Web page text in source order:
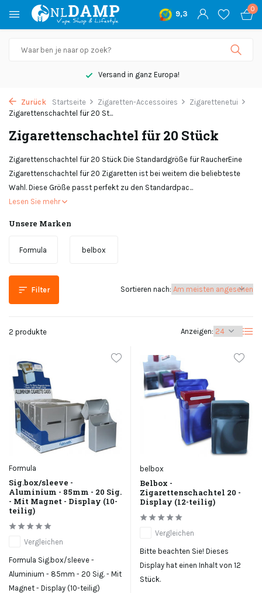
9,3
0
Versand in ganz Europa!
Zurück Startseite Zigaretten-Accessoires
Zigarettenetui
Zigarettenschachtel für 20 St...
Zigarettenschachtel für 20 Stück
Zigarettenschachtel für 20 Stück Die Standardgröße für RaucherEine
Zigarettenschachtel für 20 Zigaretten ist bei weitem die beliebteste
Wahl. Diese Größe passt perfekt zu den Standardpac...
Lesen Sie mehr
Unsere Marken
Formula belbox
Filter
2 produkte Anzeigen:
Sortieren nach:
Formula
Sig.box/sleeve -
Aluminium - 85mm - 20 Sig.
- Mit Magnet - Display (10-
teilig)
Vergleichen
Formula Sig.box/sleeve -
Aluminium - 85mm - 20 Sig. - Mit
Magnet - Display (10-teilig)
belbox
Belbox -
Zigarettenschachtel 20 -
Display (12-teilig)
Vergleichen
Bitte beachten Sie! Dieses
Display hat einen Inhalt von 12
Stück.